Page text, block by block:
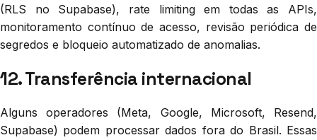
(RLS no Supabase), rate limiting em todas as APIs,
monitoramento contínuo de acesso, revisão periódica de
segredos e bloqueio automatizado de anomalias.
12. Transferência internacional
Alguns operadores (Meta, Google, Microsoft, Resend,
Supabase) podem processar dados fora do Brasil. Essas